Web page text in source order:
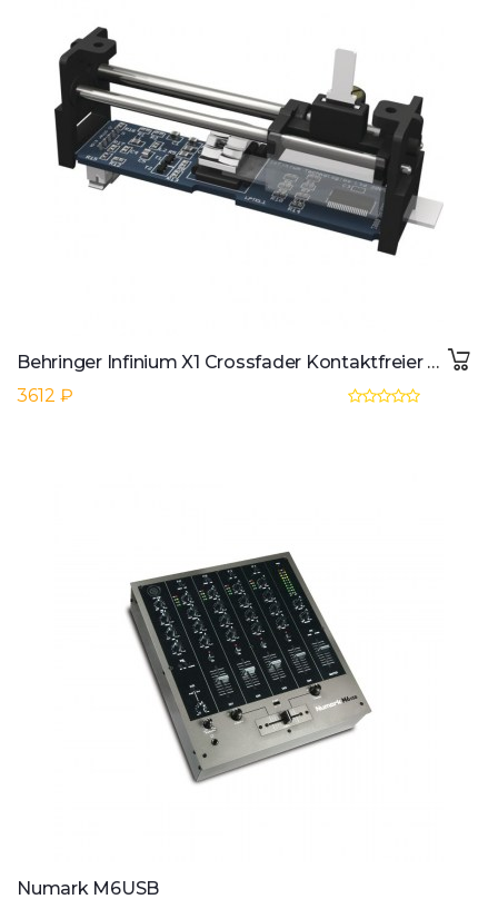
Behringer Infinium X1 Crossfader Kontaktfreier optischer Fader
3612 ₽
Numark M6USB